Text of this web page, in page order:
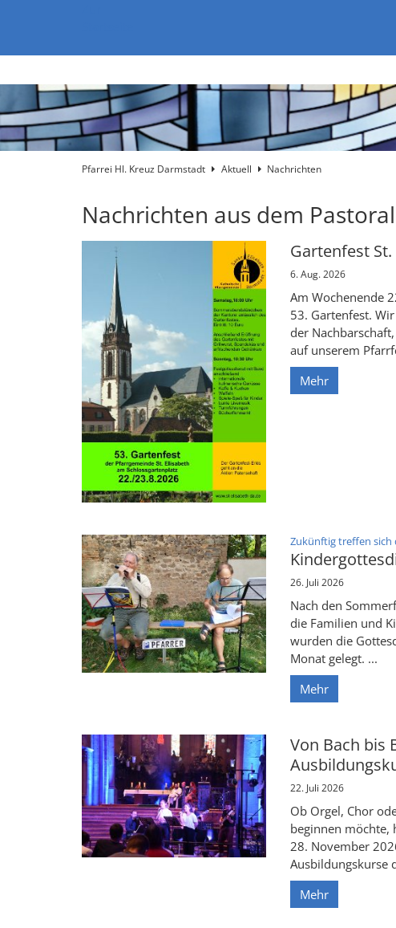
Pfarrei Hl. Kreuz Darmstadt Aktuell Nachrichten
Nachrichten aus dem
Gartenfest
6. Aug. 2026
Am Wochenende
53. Gartenfest.
der
auf unserem
Mehr
Zukünftig treffen sich
26. Juli 2026
Nach den
die Familien und
wurden die
Monat gelegt. ...
Mehr
Von Bach bis
22. Juli 2026
Ob Orgel, Chor
beginnen möchte,
28. November
Ausbildungskurse
Mehr